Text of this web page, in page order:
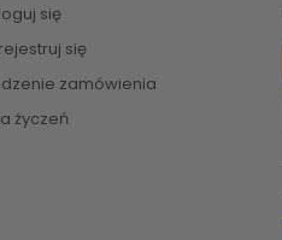
się
się
zamówienia
życzeń